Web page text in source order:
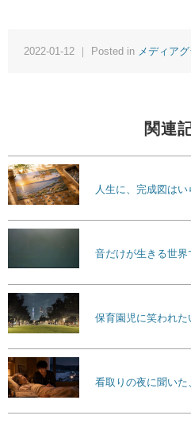
2022-01-12 ｜ Posted in メディア
関連
人生に、完成図はい
音だけが生きる世界
保育園児に笑われた
看取りの夜に聞い